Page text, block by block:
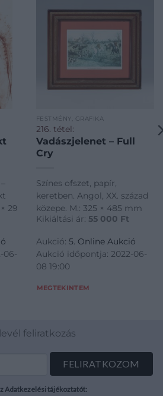
29
06-
FESTMÉNY, GRAFIKA
216. tétel:
Vadászjelenet – Full
Cry
Színes ofszet, papír,
keretben. Angol, XX. század
közepe. M.: 325 × 485 mm
Kikiáltási ár: 55 000 Ft
Aukció: 5. Online Aukció
Aukció időpontja: 2022-06-
08 19:00
MEGTEKINTEM
feliratkozás
Adatkezelési tájékoztatót: